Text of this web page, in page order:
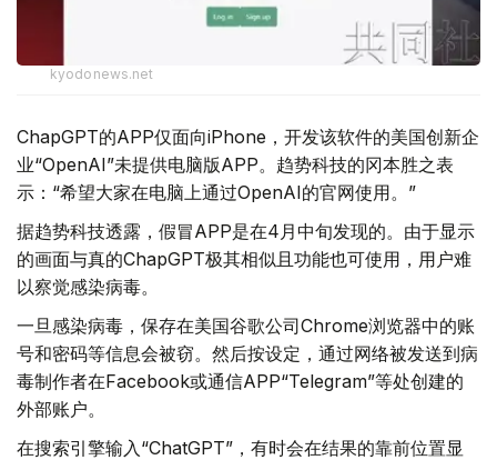
kyodonews.net
ChapGPT的APP仅面向iPhone，开发该软件的美国创新企
业“OpenAI”未提供电脑版APP。趋势科技的冈本胜之表
示：“希望大家在电脑上通过OpenAI的官网使用。”
据趋势科技透露，假冒APP是在4月中旬发现的。由于显示
的画面与真的ChapGPT极其相似且功能也可使用，用户难
以察觉感染病毒。
一旦感染病毒，保存在美国谷歌公司Chrome浏览器中的账
号和密码等信息会被窃。然后按设定，通过网络被发送到病
毒制作者在Facebook或通信APP“Telegram”等处创建的
外部账户。
在搜索引擎输入“ChatGPT”，有时会在结果的靠前位置显